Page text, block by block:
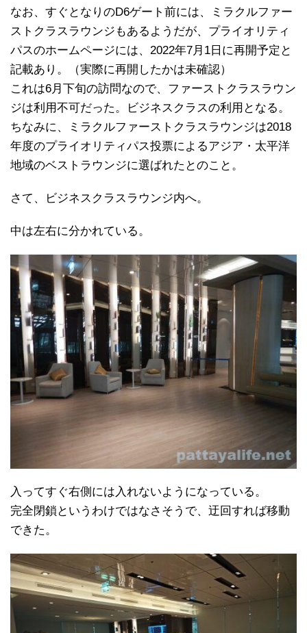
なお、すぐとなりのD6ゲート前には、ミラクルファー
ストクラスラウンジもあるようだが、プライオリティ
パスのホームページには、2022年7月1日に再開予定と
記載あり。（実際に再開したかは未確認）
これは6月下旬の訪問なので、ファーストクラスラウン
ジは利用不可だった。ビジネスクラスの利用となる。
ちなみに、ミラクルファーストクラスラウンジは2018
年度のプライオリティパス投票によるアジア・太平洋
地域のベストラウンジに選ばれたとのこと。
さて、ビジネスクラスラウンジ内へ。
中は左右に分かれている。
入ってすぐ右側には入れないようになっている。
完全閉鎖というわけではなさそうで、迂回すれば移動
できた。